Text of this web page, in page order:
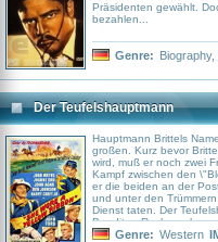
Präsidenten gewählt.
bezahlen...
Genre: Biography,
Der Teufelshauptmann
Hauptmann Brittels
großen. Kurz bevor
wird, muß er noch zwei
Kampf zwischen den
er die beiden an der
und unter den
Dienst taten. Der
Banditen Rache
indianische Krieger
Genre: Western